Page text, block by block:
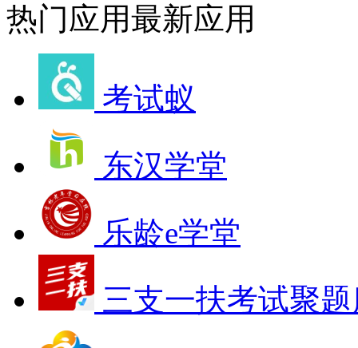
热门应用最新应用
考试蚁
东汉学堂
乐龄e学堂
三支一扶考试聚